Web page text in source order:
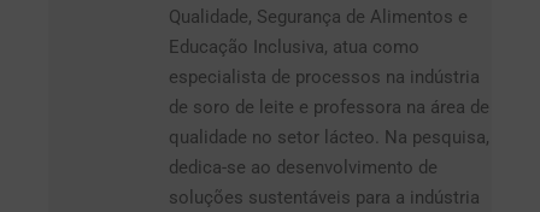
Qualidade, Segurança de Alimentos e
Educação Inclusiva, atua como
especialista de processos na indústria
de soro de leite e professora na área de
qualidade no setor lácteo. Na pesquisa,
dedica-se ao desenvolvimento de
soluções sustentáveis para a indústria